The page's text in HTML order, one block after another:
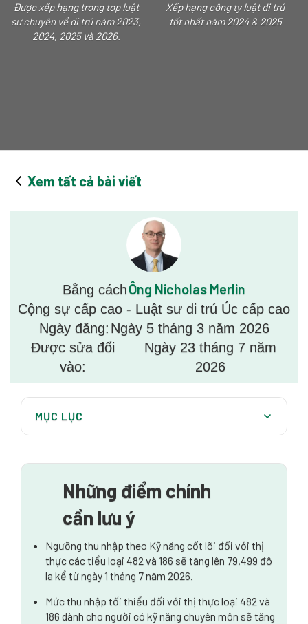
Được xếp hạng trong top luật
sư chuyên về di trú năm 2023,
2024, 2025 và 2026.
Xếp hạng công ty luật di trú
tốt nhất năm 2024 & 2025
Xem tất cả bài viết
Bằng cáchÔng Nicholas Merlin
Cộng sự cấp cao - Luật sư di trú Úc cấp cao
Ngày đăng: Ngày 5 tháng 3 năm 2026
Được sửa đổi
vào:
Ngày 23 tháng 7 năm
2026
MỤC LỤC
Lệ phí xin visa diện 485 tăng đáng kể
Tòa phúc thẩm hành chính: Mở rộng quy trình ra quyết
định “dựa trên hồ sơ”
Kiểm tra trình độ tiếng Anh: Yêu cầu chấm điểm
TOEFL
Những thay đổi này có thể ảnh hưởng đến bạn như thế
nào?
Những điểm chính
cần lưu ý
Ngưỡng thu nhập theo Kỹ năng cốt lõi đối với thị
thực các tiểu loại 482 và 186 sẽ tăng lên 79.499 đô
la kể từ ngày 1 tháng 7 năm 2026.
Mức thu nhập tối thiểu đối với thị thực loại 482 và
186 dành cho người có kỹ năng chuyên môn sẽ tăng